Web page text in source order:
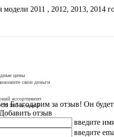
модели 2011 , 2012, 2013, 2014
цены
свои деньги
ассортимент
90 000 позиций
по России от 250 руб.
Благодарим за отзыв! Он
отзыв
введите
введите